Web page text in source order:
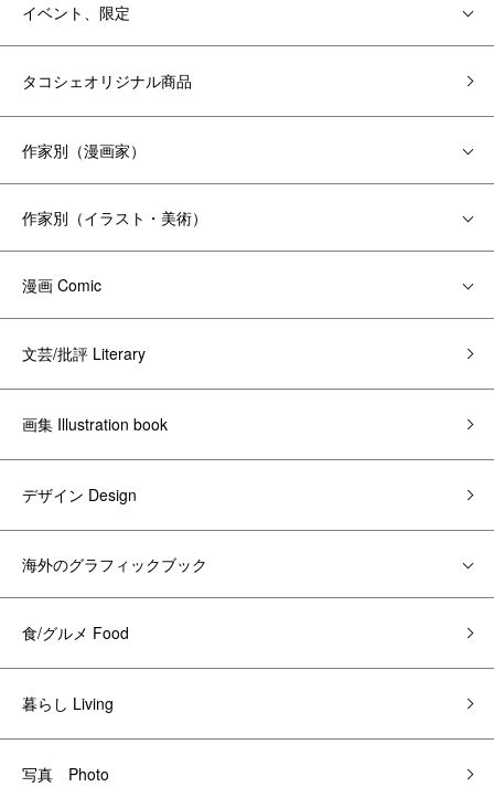
イベント、限定
タコシェオリジナル商品
作家別（漫画家）
作家別（イラスト・美術）
漫画 Comic
文芸/批評 Literary
画集 Illustration book
デザイン Design
海外のグラフィックブック
食/グルメ Food
暮らし Living
写真 Photo